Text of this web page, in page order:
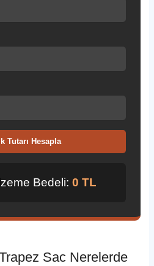
Tutarı Hesapla
Bedeli: 0 TL
Sac Nerelerde